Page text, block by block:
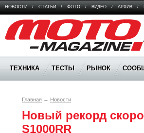
НОВОСТИ / СТАТЬИ / ФОТО / ВИДЕО / АРХИВ /
Moto Magazine
ТЕХНИКА ТЕСТЫ РЫНОК
Главная → Новости
Новый рекорд
S1000RR